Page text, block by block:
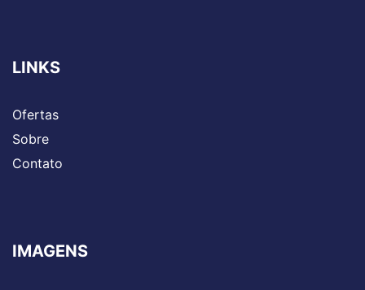
LINKS
Ofertas
Sobre
Contato
IMAGENS